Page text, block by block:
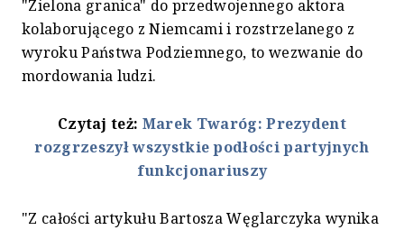
"Zielona granica" do przedwojennego aktora
kolaborującego z Niemcami i rozstrzelanego z
wyroku Państwa Podziemnego, to wezwanie do
mordowania ludzi.
Czytaj też: Marek Twaróg: Prezydent
rozgrzeszył wszystkie podłości partyjnych
funkcjonariuszy
"Z całości artykułu Bartosza Węglarczyka wynika